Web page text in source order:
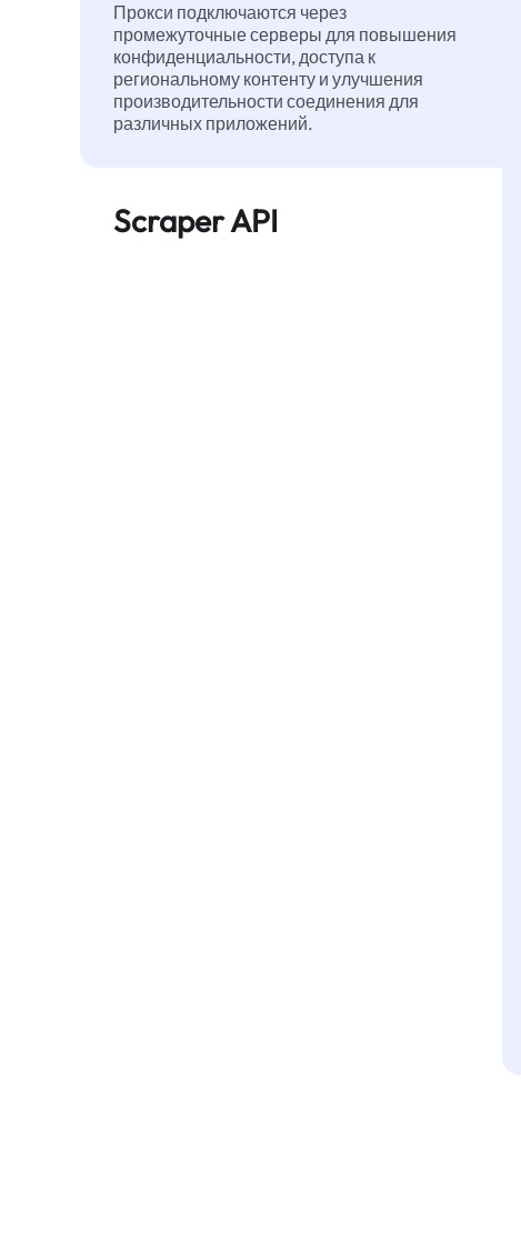
Прокси подключаются через
промежуточные серверы для повышения
конфиденциальности, доступа к
региональному контенту и улучшения
производительности соединения для
различных приложений.
Scraper API